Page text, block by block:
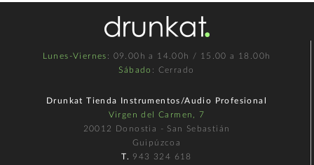
Lunes-Viernes : 09.00h a 14.00h / 15.00 a 18.00h
Sábado : Cerrado
Drunkat Tienda Instrumentos/Audio Profesional
Virgen del Carmen, 7
20012 Donostia - San Sebastián
Guipúzcoa
T. 943 324 618